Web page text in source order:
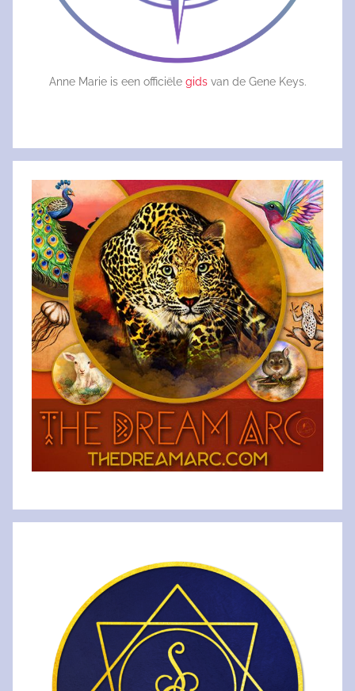
Anne Marie is een officiële gidsvan de Gene Keys.